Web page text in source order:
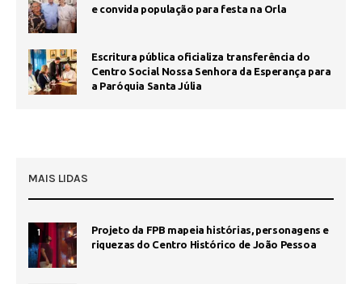
e convida população para festa na Orla
Escritura pública oficializa transferência do
Centro Social Nossa Senhora da Esperança para
a Paróquia Santa Júlia
MAIS LIDAS
1
Projeto da FPB mapeia histórias, personagens e
riquezas do Centro Histórico de João Pessoa